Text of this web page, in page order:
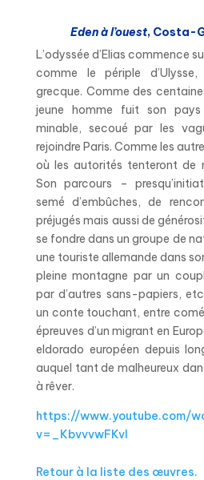
Eden à l’ouest, Costa-
L’odyssée d’Elias commence
comme le périple
grecque. Comme des
jeune homme fuit son
minable, secoué par les
rejoindre Paris. Comme les
où les autorités tenteront de
Son parcours –
semé d’embûches, de
préjugés mais aussi de
se fondre dans un groupe de
une touriste allemande dans
pleine montagne par un
par d’autres sans-papiers,
un conte touchant, entre
épreuves d’un migrant en
eldorado européen depuis
auquel tant de malheureux
à rêver.
https://www.youtube.com/
v=_KbvvvwFKvI
Retour à la liste des œuvres.